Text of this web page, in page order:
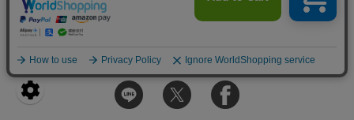
シェア